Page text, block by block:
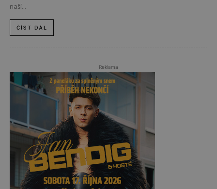
naší...
ČÍST DÁL
Reklama